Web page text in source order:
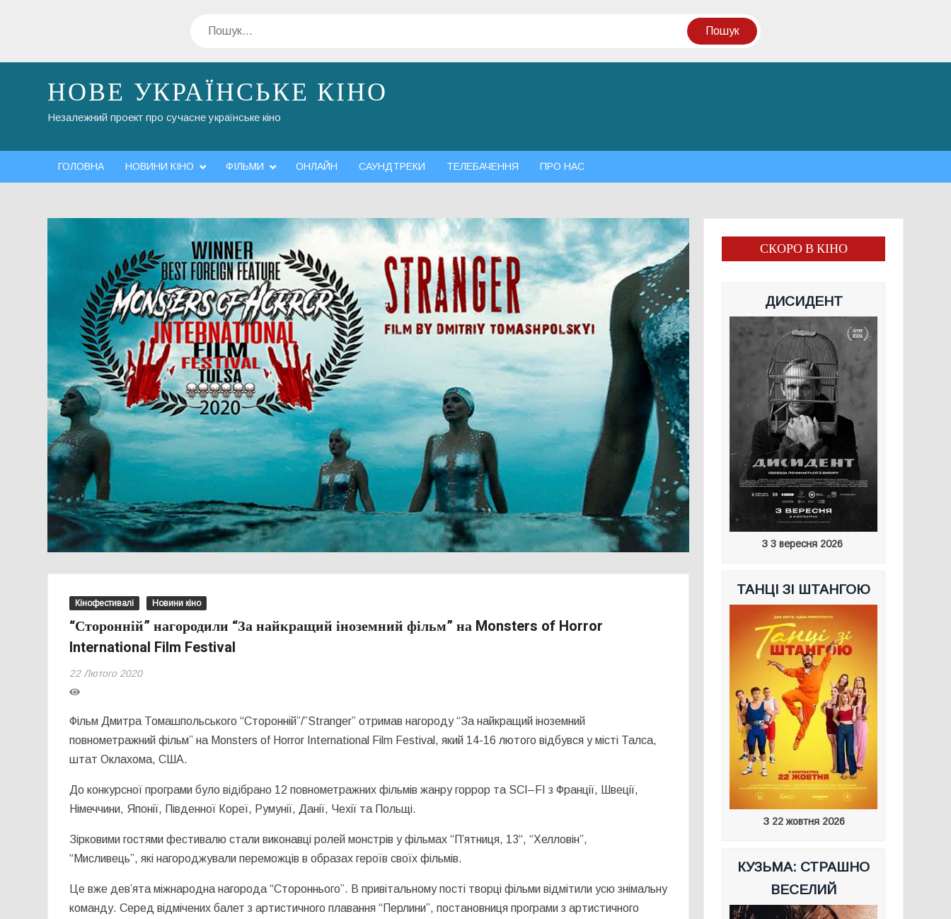
Пошук
НОВЕ УКРАЇНСЬКЕ КІНО
Незалежний проект про сучасне українське кіно
ГОЛОВНА НОВИНИ КІНО ФІЛЬМИ ОНЛАЙН САУНДТРЕКИ ТЕЛЕБАЧЕННЯ ПРО НАС
Кінофестивалі Новини кіно
“Сторонній” нагородили “За найкращий іноземний фільм” на Monsters of Horror
International Film Festival
22 Лютого 2020
Фільм Дмитра Томашпольського “Сторонній”/”Stranger” отримав нагороду “За найкращий іноземний
повнометражний фільм” на Monstersof Horror International Film Festival , який 14-16 лютого відбувся у місті Талса,
штат Оклахома, США.
До конкурсної програми було відібрано 12 повнометражних фільмів жанру горрор та SCI– FI з Франції, Швеції,
Німеччини, Японії, Південної Кореї, Румунії, Данії, Чехії та Польщі.
Зірковими гостями фестивалю стали виконавці ролей монстрів у фільмах “П’ятниця, 13“, “Хелловін”,
“Мисливець”,які нагороджували переможців в образахгероївсвоїх фільмів.
Це вже дев’ята міжнародна нагорода “Стороннього”. В привітальному пості творці фільми відмітили усю знімальну
команду. Серед відмічених балет з артистичного плавання “Перлини”, постановниця програми з артистичного
СКОРО В КІНО
ДИСИДЕНТ
З 3 вересня 2026
ТАНЦІ ЗІ ШТАНГОЮ
З 22 жовтня 2026
КУЗЬМА: СТРАШНО
ВЕСЕЛИЙ